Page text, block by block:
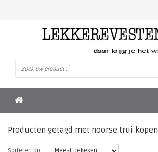
Producten getagd met noorse trui kopen